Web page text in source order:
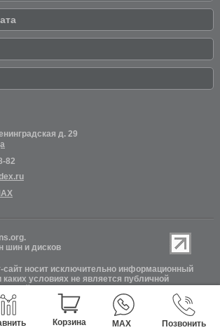
д. 29
82
шин и дисков
сайт носит исключительно информационный
каких условиях не является публичной
положениями Статьи 437 (2)
РФ. Обновление информации о наличии
Dilijans.org производится 24 часа в сутки,
себя информацию о резервах.
Корзина MAX Позвонить